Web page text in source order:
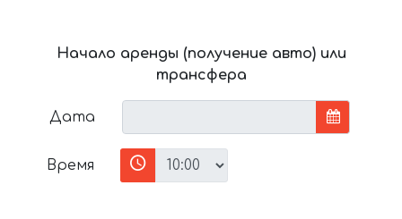
Начало аренды (получение авто) или
трансфера
Дата
Время